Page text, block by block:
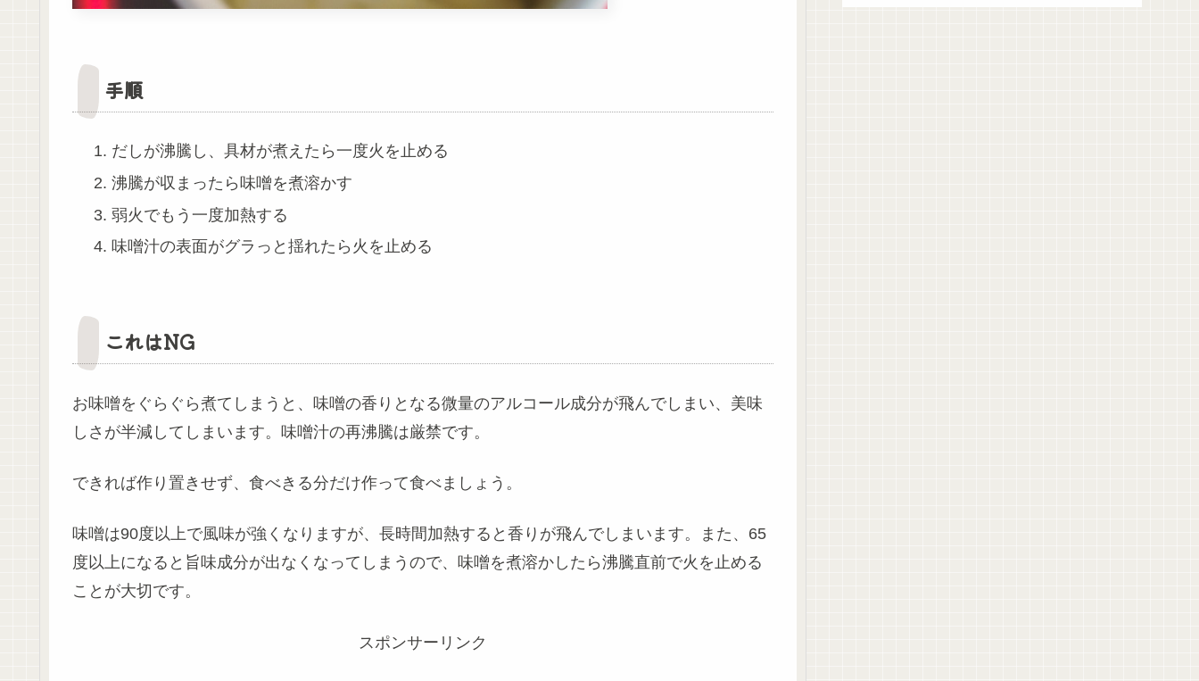
手順
だしが沸騰し、具材が煮えたら一度火を止める
沸騰が収まったら味噌を煮溶かす
弱火でもう一度加熱する
味噌汁の表面がグラっと揺れたら火を止める
これはNG
お味噌をぐらぐら煮てしまうと、味噌の香りとなる微量のアルコール成分が飛んでしまい、美味
しさが半減してしまいます。味噌汁の再沸騰は厳禁です。
できれば作り置きせず、食べきる分だけ作って食べましょう。
味噌は90度以上で風味が強くなりますが、長時間加熱すると香りが飛んでしまいます。また、65
度以上になると旨味成分が出なくなってしまうので、味噌を煮溶かしたら沸騰直前で火を止める
ことが大切です。
スポンサーリンク